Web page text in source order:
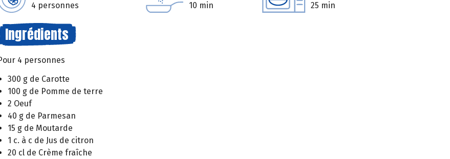
4 personnes 10 min 25 min
Ingrédients
4 personnes
300 g de Carotte
100 g de Pomme de terre
2 Oeuf
40 g de Parmesan
15 g de Moutarde
1 c. à c de Jus de citron
20 cl de Crème fraîche